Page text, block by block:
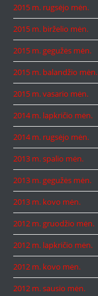
2015 m. rugsėjo mėn.
2015 m. birželio mėn.
2015 m. gegužės mėn.
2015 m. balandžio mėn.
2015 m. vasario mėn.
2014 m. lapkričio mėn.
2014 m. rugsėjo mėn.
2013 m. spalio mėn.
2013 m. gegužės mėn.
2013 m. kovo mėn.
2012 m. gruodžio mėn.
2012 m. lapkričio mėn.
2012 m. kovo mėn.
2012 m. sausio mėn.